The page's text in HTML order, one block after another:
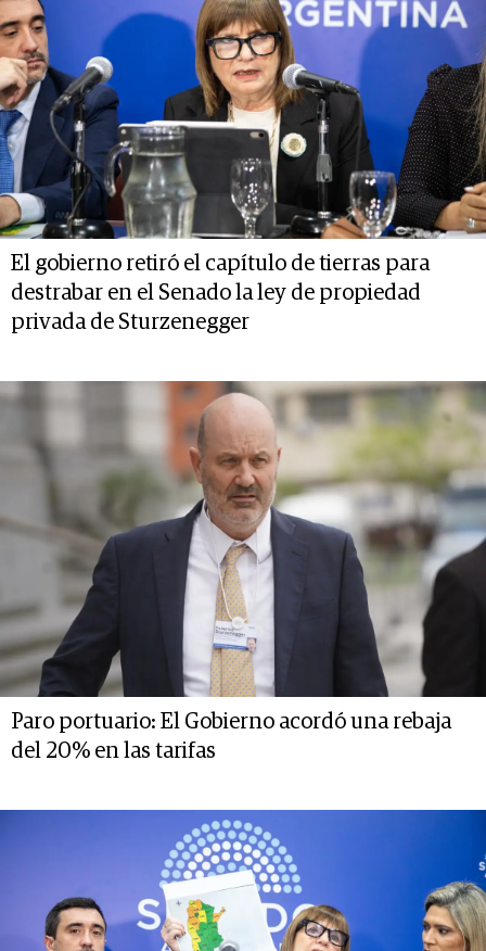
El gobierno retiró el capítulo de tierras para
destrabar en el Senado la ley de propiedad
privada de Sturzenegger
Paro portuario: El Gobierno acordó una rebaja
del 20% en las tarifas